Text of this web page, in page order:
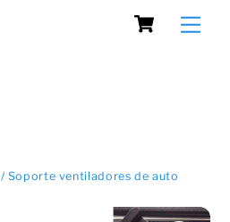
Cart
/ Soporte ventiladores de auto